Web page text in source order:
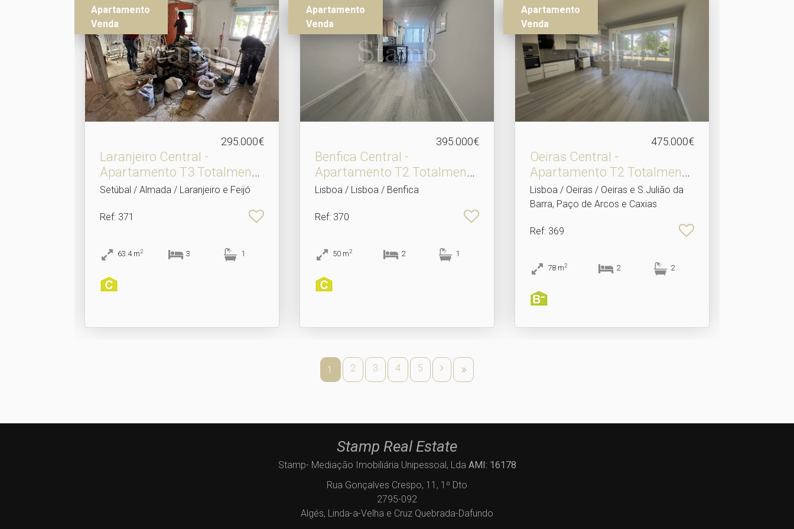
Apartamento
Venda
295.000€
Laranjeiro Central -
Apartamento T3 Totalment.​
..
Setúbal / Almada / Laranjeiro e Feijó
Ref: 371
63.4 m2 3 1
Apartamento
Venda
395.000€
Benfica Central -
Apartamento T2 Totalmente
R.​..
Lisboa / Lisboa / Benfica
Ref: 370
50 m2 2 1
Apartamento
Venda
475.000€
Oeiras Central -
Apartamento T2 Totalmente
Re.​..
Lisboa / Oeiras / Oeiras e S.Julião da
Barra, Paço de Arcos e Caxias
Ref: 369
78 m2 2 2
1 2 3 4 5
Stamp Real Estate
Stamp- Mediação Imobiliária Unipessoal, Lda AMI: 16178
Rua Gonçalves Crespo, 11, 1º Dto
2795-092
Algés, Linda-a-Velha e Cruz Quebrada-Dafundo